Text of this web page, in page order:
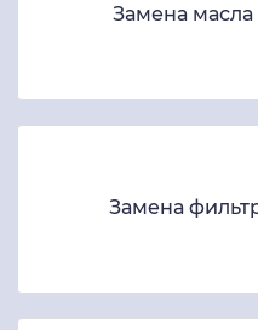
Замена
Замена